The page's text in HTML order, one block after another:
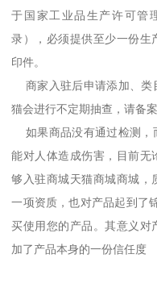
于国家工业品生产许可管
录），必须提供至少一份生
印件。
商家入驻后申请添加、类
猫会进行不定期抽查，请备案
如果商品没有通过检测，
能对人体造成伤害，目前无
够入驻商城天猫商城商城，
一项资质，也对产品起到了
买使用您的产品。其意义对
加了产品本身的一份信任度